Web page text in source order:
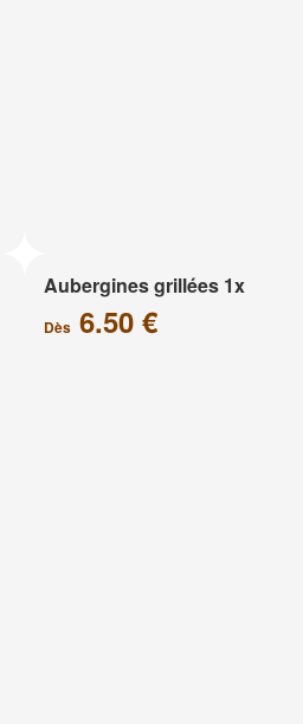
Aubergines grillées 1x
Dès 6.50 €